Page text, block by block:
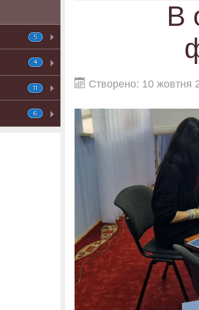
5
4
11
6
В
Створено: 10 жовтня